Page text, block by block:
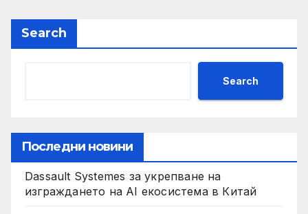
Search
Search
Последни новини
Dassault Systemes за укрепване на
изграждането на AI екосистема в Китай